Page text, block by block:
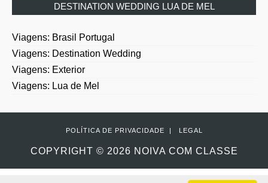
DESTINATION WEDDING LUA DE MEL
Viagens: Brasil Portugal
Viagens: Destination Wedding
Viagens: Exterior
Viagens: Lua de Mel
POLÍTICA DE PRIVACIDADE | LEGAL
COPYRIGHT © 2026 NOIVA COM CLASSE